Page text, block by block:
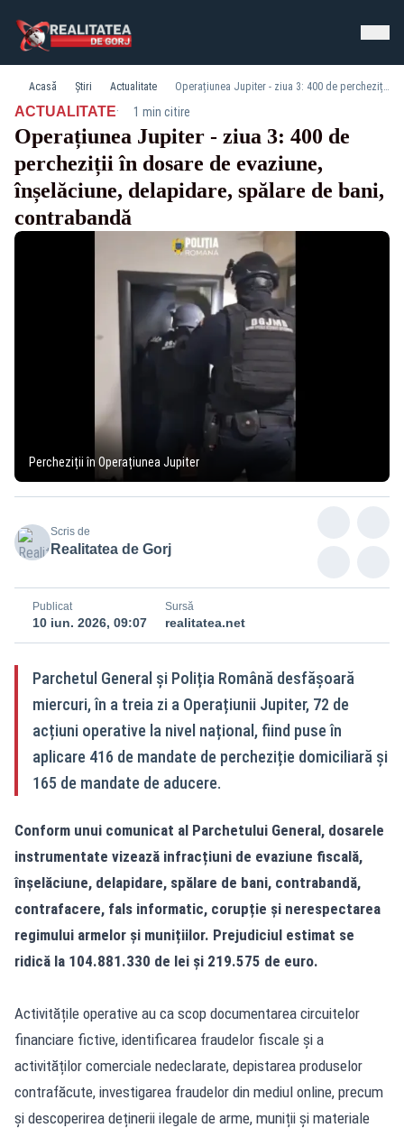
Acasă Știri Actualitate Operațiunea Jupiter - ziua 3: 400 de percheziții în dosare de evaziune, înșelăciune, delapidare, spălare de bani, contrabandă
ACTUALITATE· 1 min citire
Operațiunea Jupiter - ziua 3: 400 de
percheziții în dosare de evaziune,
înșelăciune, delapidare, spălare de bani,
contrabandă
Percheziții în Operațiunea Jupiter
Scris de
Realitatea de Gorj
Publicat
10 iun. 2026, 09:07
Sursă
realitatea.net
Parchetul General și Poliția Română desfășoară
miercuri, în a treia zi a Operațiunii Jupiter, 72 de
acțiuni operative la nivel național, fiind puse în
aplicare 416 de mandate de percheziție domiciliară și
165 de mandate de aducere.
Conform unui comunicat al Parchetului General, dosarele
instrumentate vizează infracțiuni de evaziune fiscală,
înșelăciune, delapidare, spălare de bani, contrabandă,
contrafacere, fals informatic, corupție și nerespectarea
regimului armelor și munițiilor. Prejudiciul estimat se
ridică la 104.881.330 de lei și 219.575 de euro.
Activitățile operative au ca scop documentarea circuitelor
financiare fictive, identificarea fraudelor fiscale și a
activităților comerciale nedeclarate, depistarea produselor
contrafăcute, investigarea fraudelor din mediul online, precum
și descoperirea deținerii ilegale de arme, muniții și materiale